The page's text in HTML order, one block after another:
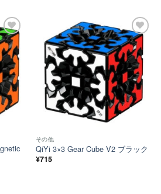
ほし
い！
ほし
い！
その他
QiYi 3×3 Gear Cube V2 ブラック
¥715